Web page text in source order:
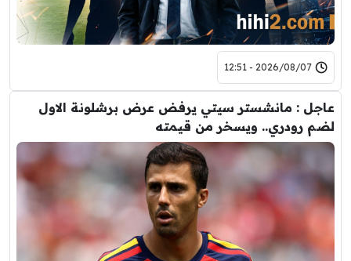
2026/08/07 - 12:51
عاجل : مانشستر سيتي يرفض عرض برشلونة الاول
لضم رودري.. ويسخر من قيمته